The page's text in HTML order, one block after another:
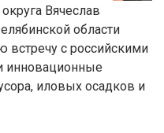
Вячеслав
области
встречу с российскими
инновационные
иловых осадков и